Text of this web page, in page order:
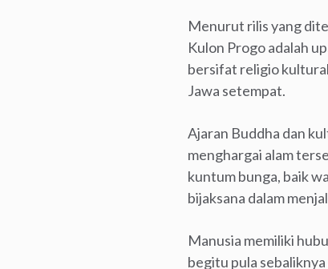
Menurut rilis yang
Kulon Progo adalah
bersifat religio
Jawa setempat.
Ajaran Buddha dan
menghargai alam
kuntum bunga, baik
bijaksana dalam
Manusia memiliki
begitu pula